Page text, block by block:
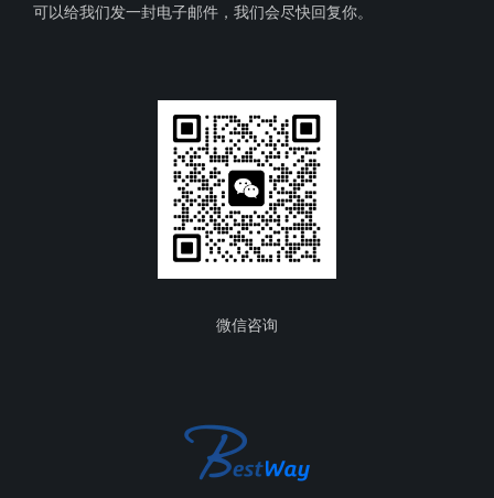
可以给我们发一封电子邮件，我们会尽快回复你。
微信咨询